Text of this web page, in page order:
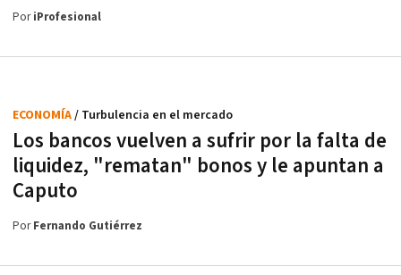
PoriProfesional
Los bancos vuelven a sufrir por la falta de
liquidez, "rematan" bonos y le apuntan a
Caputo
ECONOMÍA/ Turbulencia en el mercado
PorFernando Gutiérrez